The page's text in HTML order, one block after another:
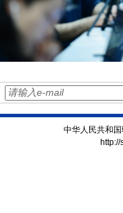
中华人民共和